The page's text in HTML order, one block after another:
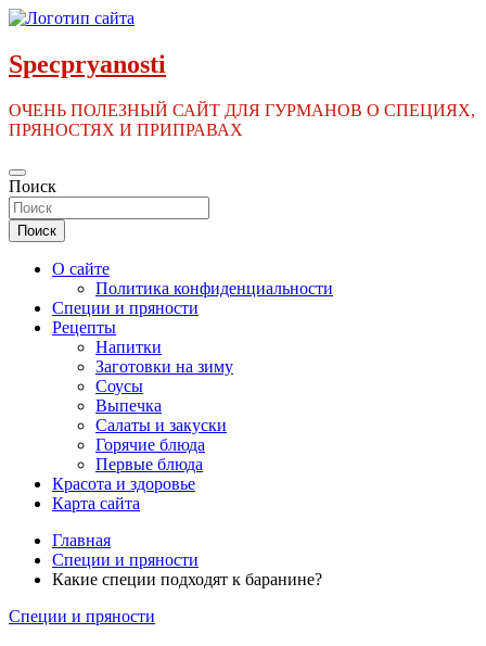
Перейти
содержимому
Specpryanosti
ОЧЕНЬ ПОЛЕЗНЫЙ САЙТ ДЛЯ ГУРМАНОВ О СПЕЦИЯХ,
ПРЯНОСТЯХ И ПРИПРАВАХ
Поиск
Поиск
О сайте
Политика конфиденциальности
Специи и пряности
Рецепты
Напитки
Заготовки на зиму
Соусы
Выпечка
Салаты и закуски
Горячие блюда
Первые блюда
Красота и здоровье
Карта сайта
Главная
Специи и пряности
Какие специи подходят к баранине?
Специи и пряности